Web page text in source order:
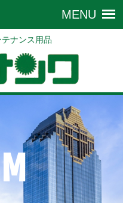
ナンス用品